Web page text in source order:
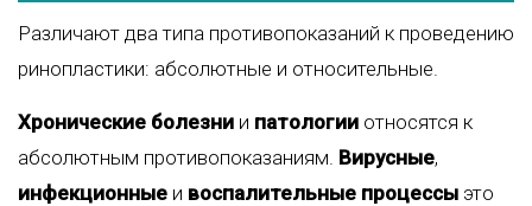
Различают два типа противопоказаний к проведению
ринопластики: абсолютные и относительные.
Хронические болезни и патологии относятся к
абсолютным противопоказаниям. Вирусные,
инфекционные и воспалительные процессы это